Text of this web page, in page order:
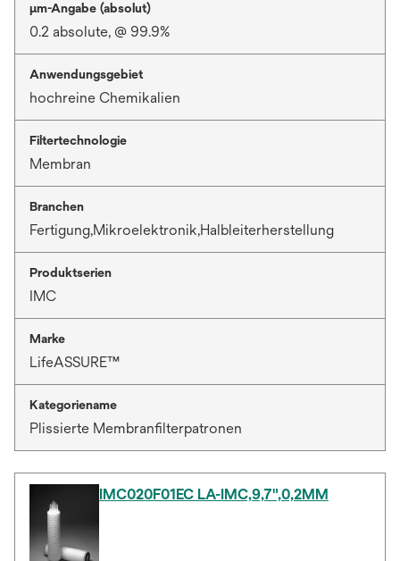
μm-Angabe (absolut)
0.2 absolute, @ 99.9%
Anwendungsgebiet
hochreine Chemikalien
Filtertechnologie
Membran
Branchen
Fertigung,Mikroelektronik,Halbleiterherstellung
Produktserien
IMC
Marke
LifeASSURE™
Kategoriename
Plissierte Membranfilterpatronen
IMC020F01EC LA-IMC,9,7",0,2ΜM